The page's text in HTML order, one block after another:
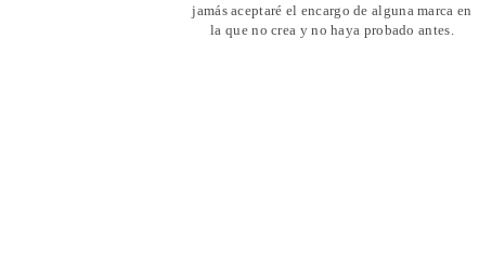
jamás aceptaré el encargo de alguna marca en
la que no crea y no haya probado antes.